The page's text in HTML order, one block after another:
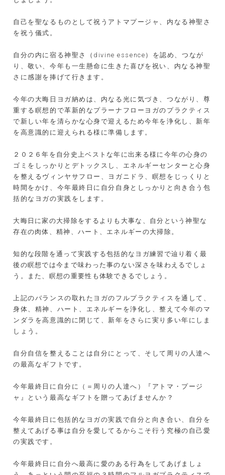
自己を聖なるものとして祝うアトマプージャ、内なる神聖さ
を祝う儀式。
自分の内に宿る神聖さ（divine essence）を認め、つなが
り、敬い、今年も一生懸命に生きた喜びを祝い、内なる神聖
さに感謝を捧げて行きます。
今年の大晦日ヨガ納めは、内なる光に気づき、つながり、尊
重する瞑想的で革新的なプラーナフローヨガのプラクティス
で新しい年を清らかな心身で迎えるため今年を浄化し、新年
を高意識的に迎えられる様に準備します。
２０２６年を自分史上ベストな年に出来る様に 今年の心身の
ゴミをしっかりとデトックスし、エネルギーセンターと心身
を整えるヴィンヤサフロー、ヨガニドラ、瞑想をじっくりと
時間をかけ、今年最終日に自分自身としっかりと向き合う包
括的なヨガの実践をします。
大晦日に家の大掃除をするよりも大事な、自分という神聖な
存在の肉体、精神、ハート、エネルギーの大掃除。
知的な段階を通って実践する包括的なヨガ練習で辿り着く最
後の瞑想では今まで味わった事のない深さを味わえるでしょ
う。また、瞑想の重要性も体験できるでしょう。
上記のバランスの取れたヨガのフルプラクティスを通して、
身体、精神、ハート、エネルギーを浄化し、整えて今年のマ
ンダラを高意識的に閉じて、新年をさらに実り多い年にしま
しょう。
自分自信を整えることは自分にとって、そして周りの人達へ
の最高なギフトです。
今年最終日に自分に（＝周りの人達へ）『アトマ・プージ
ャ』という最高なギフトを贈ってあげませんか？
今年最終日に包括的なヨガの実践で自分と向き合い、自分を
整えてあげる事は自分を愛してるからこそ行う究極の自己愛
の実践です。
今年最終日に自分へ最高に愛のある行為をしてあげましょ